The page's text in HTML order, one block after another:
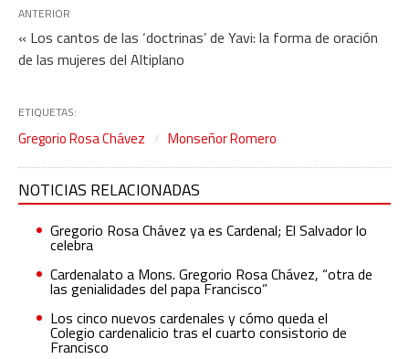
ANTERIOR
« Los cantos de las ‘doctrinas’ de Yavi: la forma de oración
de las mujeres del Altiplano
ETIQUETAS:
Gregorio Rosa Chávez Monseñor Romero
NOTICIAS RELACIONADAS
Gregorio Rosa Chávez ya es Cardenal; El Salvador lo
celebra
Cardenalato a Mons. Gregorio Rosa Chávez, “otra de
las genialidades del papa Francisco”
Los cinco nuevos cardenales y cómo queda el
Colegio cardenalicio tras el cuarto consistorio de
Francisco